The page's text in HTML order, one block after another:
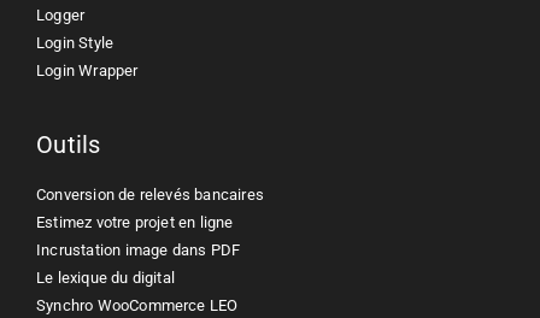
Logger
Login Style
Login Wrapper
Outils
Conversion de relevés bancaires
Estimez votre projet en ligne
Incrustation image dans PDF
Le lexique du digital
Synchro WooCommerce LEO